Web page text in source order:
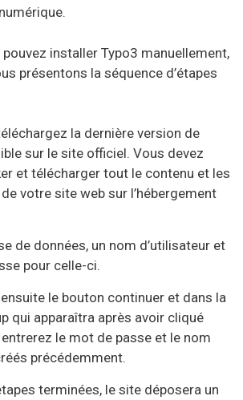
installer Typo3 manuellement,
présentons la séquence d’étapes
la dernière version de
sur le site officiel. Vous devez
et télécharger tout le contenu et les
votre site web sur l’hébergement
de données, un nom d’utilisateur et
pour celle-ci.
le bouton continuer et dans la
qui apparaîtra après avoir cliqué
le mot de passe et le nom
précédemment.
terminées, le site déposera un